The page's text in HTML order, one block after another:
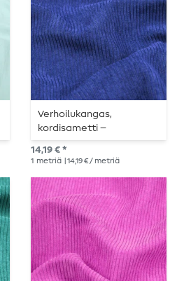
Verhoilukangas,
kordisametti –
kuninkaansininen
14,19 € *
1 metriä | 14,19 € / metriä